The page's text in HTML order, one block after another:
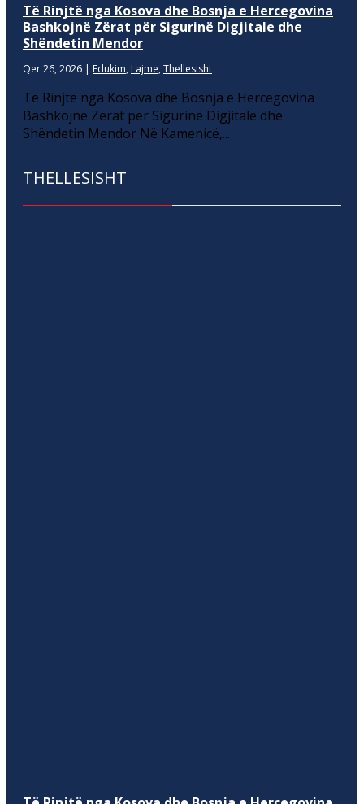
Të Rinjtë nga Kosova dhe Bosnja e Hercegovina
Bashkojnë Zërat për Sigurinë Digjitale dhe
Shëndetin Mendor
Qer 26, 2026 | Edukim, Lajme, Thellesisht
Të Rinjtë nga Kosova dhe Bosnja e Hercegovina
Bashkojnë Zërat për Sigurinë Digjitale dhe
Shëndetin Mendor Në Kamenicë,...
THELLESISHT